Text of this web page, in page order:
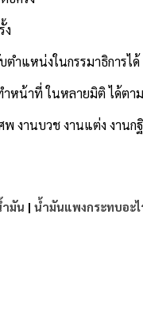
ง
ตำแหน่งในกรรมาธิการไ
น้าที่ ในหลายมิติ ได้ตา
านบวช งานแต่ง งานก
มัน | น้ำมันแพงกระทบอะไ